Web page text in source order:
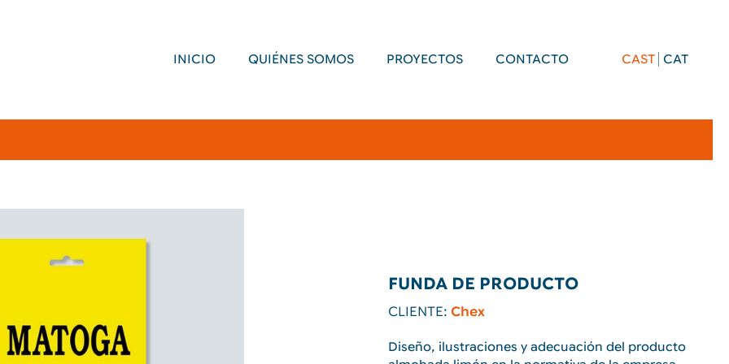
INICIO QUIÉNES SOMOS PROYECTOS CONTACTO CAST CAT
FUNDA DE PRODUCTO
CLIENTE: Chex
Diseño, ilustraciones y adecuación del producto